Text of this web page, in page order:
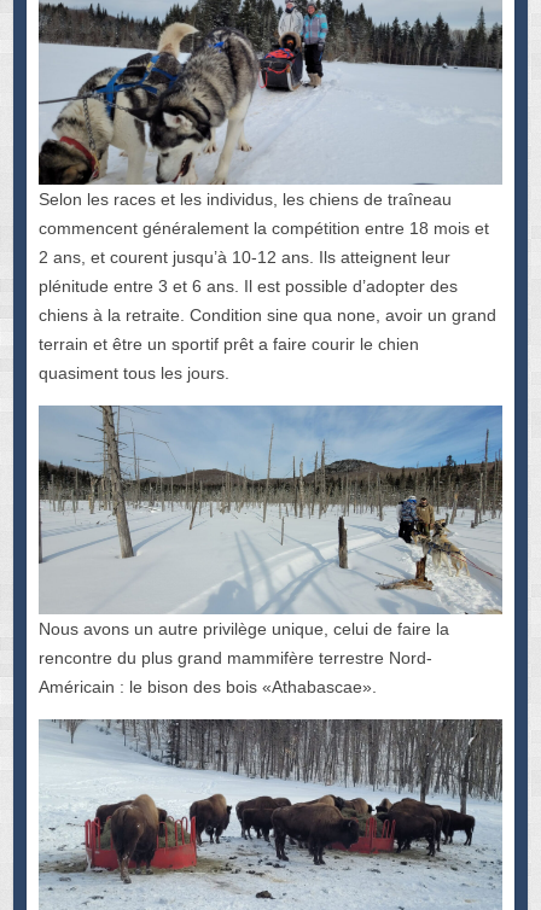
Selon les races et les individus, les chiens de traîneau
commencent généralement la compétition entre 18 mois et
2 ans, et courent jusqu’à 10-12 ans. Ils atteignent leur
plénitude entre 3 et 6 ans. Il est possible d’adopter des
chiens à la retraite. Condition sine qua none, avoir un grand
terrain et être un sportif prêt a faire courir le chien
quasiment tous les jours.
Nous avons un autre privilège unique, celui de faire la
rencontre du plus grand mammifère terrestre Nord-
Américain : le bison des bois «Athabascae».